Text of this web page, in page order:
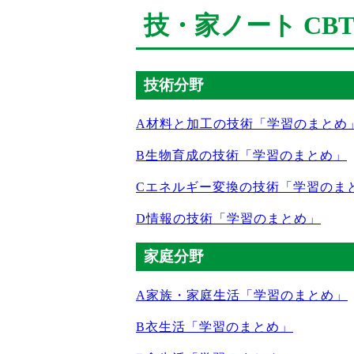
技・家ノート CBT
技術分野
A材料と加工の技術「学習のまとめ」
B生物育成の技術「学習のまとめ」
Cエネルギー変換の技術「学習のま
D情報の技術「学習のまとめ」
家庭分野
A家族・家庭生活「学習のまとめ」
B衣生活「学習のまとめ」